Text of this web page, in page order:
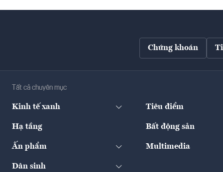
Chứng khoán
Tất cả chuyên mục
Kinh tế xanh Tiêu điểm
Hạ tầng Bất động sản
Ấn phẩm Multimedia
Dân sinh